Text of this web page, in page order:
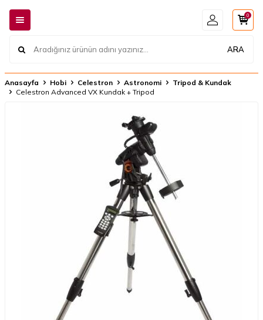
ARA
0
Anasayfa Hobi Celestron Astronomi
Tripod & Kundak
Celestron Advanced VX Kundak + Tripod